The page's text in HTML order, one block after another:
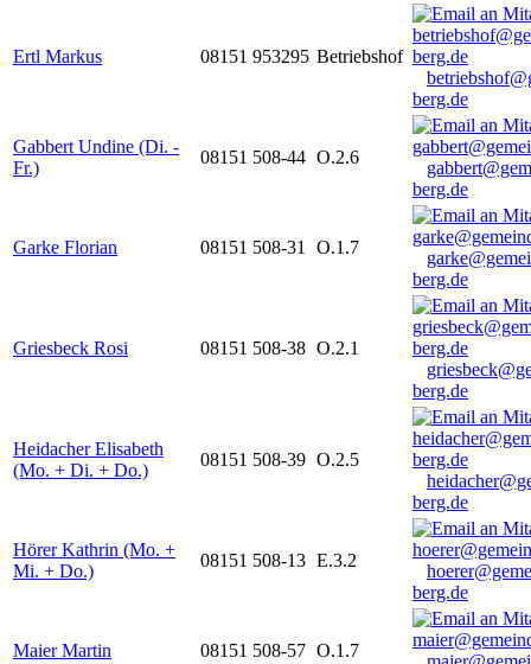
Ertl Markus 08151 953295 Betriebshof
berg.de
Gabbert Undine (Di. -
Fr.)
08151 508-44 O.2.6
berg.de
Garke Florian 08151 508-31 O.1.7
berg.de
Griesbeck Rosi 08151 508-38 O.2.1
berg.de
Heidacher Elisabeth
(Mo. + Di. + Do.)
08151 508-39 O.2.5
berg.de
Hörer Kathrin (Mo. +
Mi. + Do.)
08151 508-13 E.3.2
berg.de
Maier Martin 08151 508-57 O.1.7